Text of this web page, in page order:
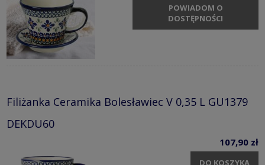
POWIADOM O
DOSTĘPNOŚCI
Filiżanka Ceramika Bolesławiec V 0,35 L GU1379
DEKDU60
107,90 zł